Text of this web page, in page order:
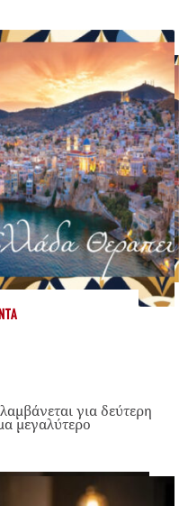
για δεύτερη
μεγαλύτερο